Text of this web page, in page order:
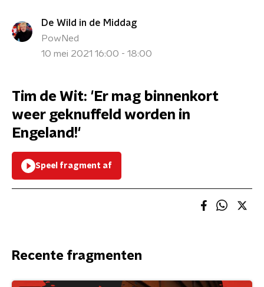
De Wild in de Middag
PowNed
10 mei 2021 16:00 - 18:00
Tim de Wit: 'Er mag binnenkort
weer geknuffeld worden in
Engeland!'
Speel fragment af
Recente fragmenten